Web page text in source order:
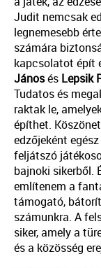
Judit nemcsak
legnemesebb
számára
kapcsolatot épít
Jánosés Lepsik
Tudatos és
raktak le,
építhet.
edzőjeként
feljátszó
bajnoki sikerből.
említenem a
támogató,
számunkra. A
siker, amely a
és a közösség